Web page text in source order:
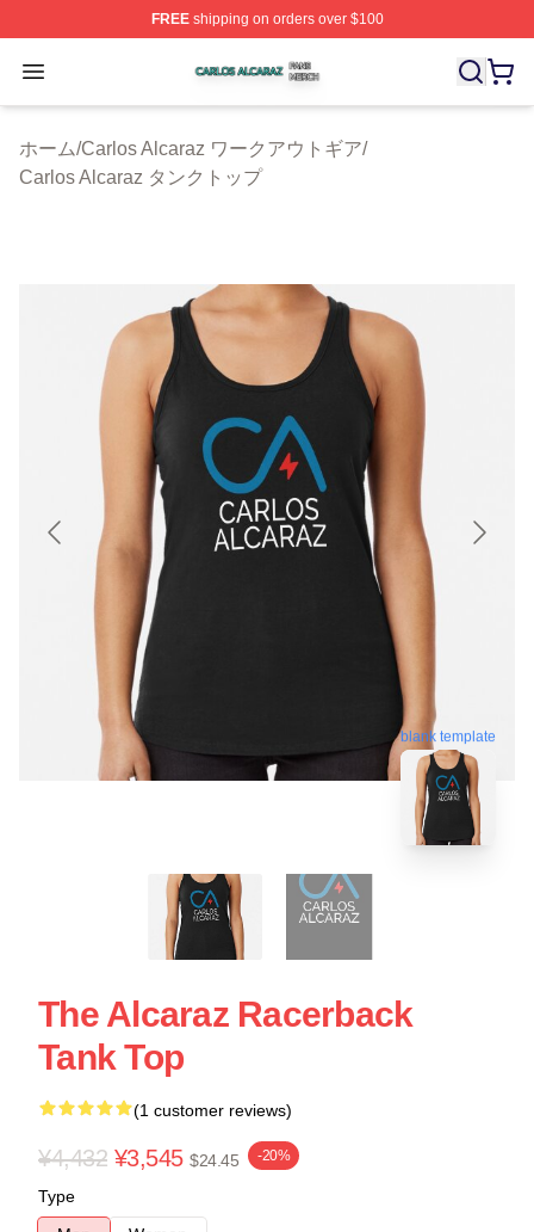
FREEshipping on orders over $100
Open menu
Carlos Alcaraz Shop ⚡️ Officially Licensed Carlos
ホーム/Carlos Alcaraz ワークアウトギア/
Carlos Alcaraz タンクトップ
blank template
The Alcaraz Racerback
Tank Top
(1 customer reviews)
¥4,432 ¥3,545 $24.45 -20%
Type